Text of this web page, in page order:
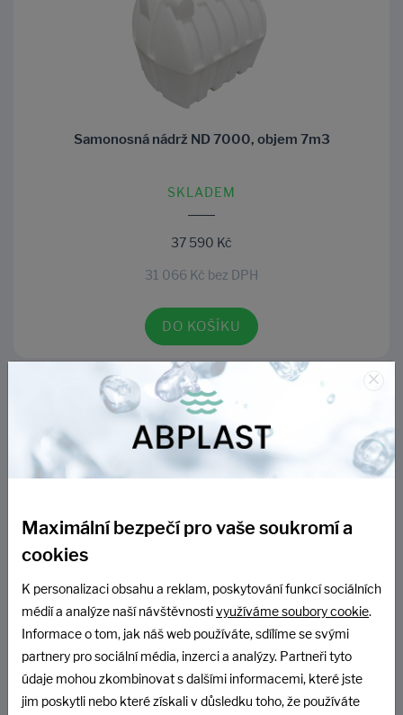
Samonosná nádrž ND 7000, objem 7m3
SKLADEM
37 590 Kč
31 066 Kč bez DPH
DO KOŠÍKU
Nádrž Cristall 1,6 m3, včetně stavitelného nástavce a
pochozího víka
SKLADEM U DODAVATELE
22 949 Kč
×
Maximální bezpečí pro vaše soukromí a
cookies
K personalizaci obsahu a reklam, poskytování funkcí sociálních
médií a analýze naší návštěvnostivyužíváme soubory cookie.
Informace o tom, jak náš web používáte, sdílíme se svými
partnery pro sociální média, inzerci a analýzy. Partneři tyto
údaje mohou zkombinovat s dalšími informacemi, které jste
jim poskytli nebo které získali v důsledku toho, že používáte